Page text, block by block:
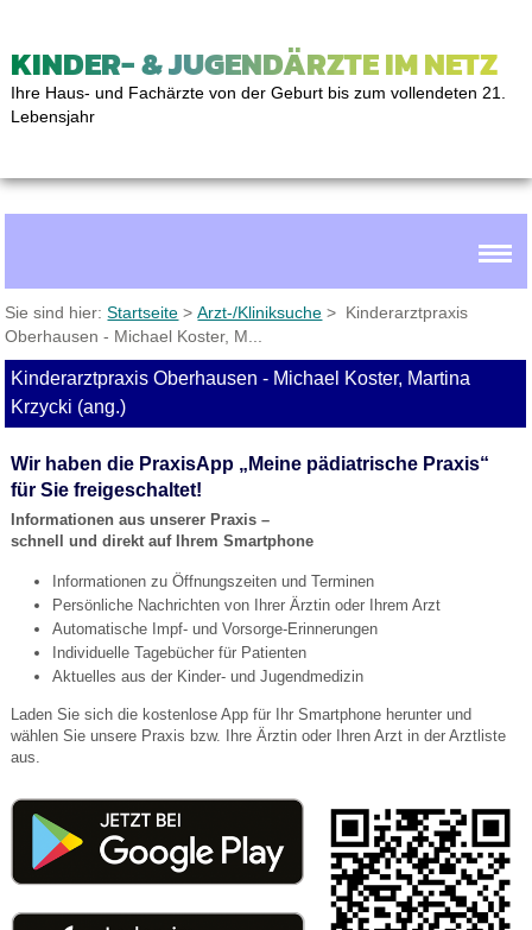
KINDER- & JUGENDÄRZTE IM NETZ
Ihre Haus- und Fachärzte von der Geburt bis zum vollendeten 21.
Lebensjahr
Sie sind hier:Startseite >Arzt-/Kliniksuche > Kinderarztpraxis
Oberhausen - Michael Koster, M...
Kinderarztpraxis Oberhausen - Michael Koster, Martina
Krzycki (ang.)
Wir haben die PraxisApp „Meine pädiatrische Praxis“
für Sie freigeschaltet!
Informationen aus unserer Praxis –
schnell und direkt auf Ihrem Smartphone
Informationen zu Öffnungszeiten und Terminen
Persönliche Nachrichten von Ihrer Ärztin oder Ihrem Arzt
Automatische Impf- und Vorsorge-Erinnerungen
Individuelle Tagebücher für Patienten
Aktuelles aus der Kinder- und Jugendmedizin
Laden Sie sich die kostenlose App für Ihr Smartphone herunter und
wählen Sie unsere Praxis bzw. Ihre Ärztin oder Ihren Arzt in der Arztliste
aus.